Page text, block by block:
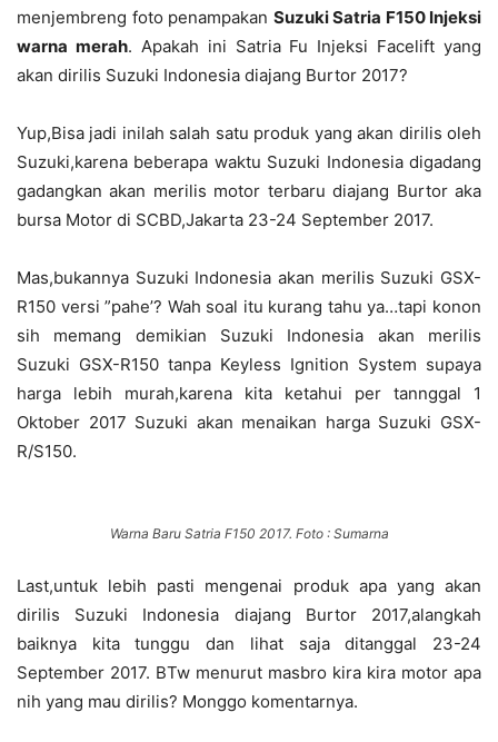
menjembreng foto penampakan Suzuki Satria F150 Injeksi
warna merah. Apakah ini Satria Fu Injeksi Facelift yang
akan dirilis Suzuki Indonesia diajang Burtor 2017?
Yup,Bisa jadi inilah salah satu produk yang akan dirilis oleh
Suzuki,karena beberapa waktu Suzuki Indonesia digadang
gadangkan akan merilis motor terbaru diajang Burtor aka
bursa Motor di SCBD,Jakarta 23-24 September 2017.
Mas,bukannya Suzuki Indonesia akan merilis Suzuki GSX-
R150 versi ”pahe’? Wah soal itu kurang tahu ya…tapi konon
sih memang demikian Suzuki Indonesia akan merilis
Suzuki GSX-R150 tanpa Keyless Ignition System supaya
harga lebih murah,karena kita ketahui per tannggal 1
Oktober 2017 Suzuki akan menaikan harga Suzuki GSX-
R/S150.
Warna Baru Satria F150 2017. Foto : Sumarna
Last,untuk lebih pasti mengenai produk apa yang akan
dirilis Suzuki Indonesia diajang Burtor 2017,alangkah
baiknya kita tunggu dan lihat saja ditanggal 23-24
September 2017. BTw menurut masbro kira kira motor apa
nih yang mau dirilis? Monggo komentarnya.